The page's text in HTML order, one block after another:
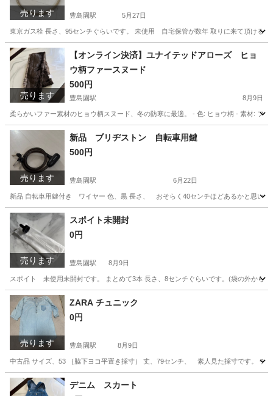
売ります 豊島園駅 5月27日
東京ガス栓 長さ、95センチぐらいです。 未使用 自宅保管が数年 取りに来て頂ける方
東京 練馬区 豊島園駅 家庭用品 ガス栓
売ります
【オンライン決済】ユナイテッドアローズ ヒョ
ウ柄ファースヌード
500円
豊島園駅 8月9日
柔らかいファー素材のヒョウ柄スヌード、冬の防寒に最適。 - 色: ヒョウ柄 - 素材:
東京 練馬区 豊島園駅 その他
売ります
新品 ブリヂストン 自転車用鍵
500円
豊島園駅 6月22日
新品 自転車用鍵付き ワイヤー 色、黒 長さ、 おそらく40センチほどあるかと思いま
東京 練馬区 豊島園駅 その他
売ります
スポイト未開封
0円
豊島園駅 8月9日
スポイト 未使用未開封です。 まとめて3本 長さ、8センチぐらいです。(袋の外から
東京 練馬区 豊島園駅 その他
売ります
ZARA チュニック
0円
豊島園駅 8月9日
中古品 サイズ、53 ｛脇下ヨコ平置き採寸） 丈、79センチ、 素人見た採寸です。 チ
東京 練馬区 豊島園駅 ワンピース
デニム スカート